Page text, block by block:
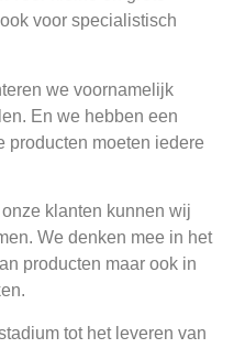
voor specialistisch
we voornamelijk
En we hebben een
producten moeten iedere
klanten kunnen wij
We denken mee in het
producten maar ook in
tot het leveren van